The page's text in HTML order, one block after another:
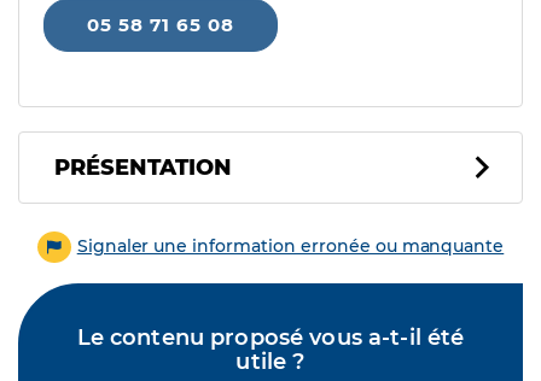
05 58 71 65 08
PRÉSENTATION
Signaler une information erronée ou manquante
Le contenu proposé vous a-t-il été
utile ?